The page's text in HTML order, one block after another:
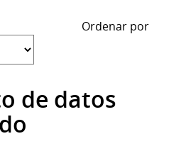
Ordenar por
de datos